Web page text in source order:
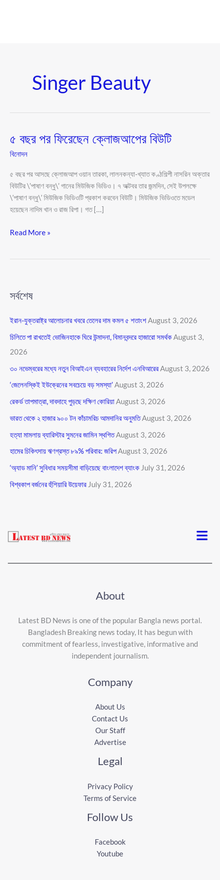
Singer Beauty
৫ বছর পর ফিরেছেন ক্লোজআপের বিউটি
বিনোদন
৫ বছর পর আসছে ক্লোজআপ ওয়ান তারকা, লালনকন্যা-খ্যাত কণ্ঠশিল্পী নাসরিন অক্তার
বিউটির \’পাষাণ বন্ধু\’ গানের মিউজিক ভিডিও। ৭ অক্টবর তার জন্মদিন, সেই উপলক্ষে
\’পাষাণ বন্ধু\’ মিউজিক ভিডিওটি প্রকাশ করবেন বিউটি। মিউজিক ভিডিওতে মডেল
হয়েছেন নাদিম খান ও রাজ রিপা। গত […]
৫
ফিরেছেন
ক্লোজআপের
বিউটি
Read More »
সর্বশেষ
ইরান-যুক্তরাষ্ট্র আলোচনার খবরে তেলের দাম কমল ৫ শতাংশAugust 3, 2026
চিলিতে পা রাখতেই ভোজিনহাকে ঘিরে উন্মাদনা, বিমানবন্দরে হাজারো সমর্থকAugust 3,
2026
৩০ নভেম্বরের মধ্যে নতুন বিআইএন ব্যবহারের নির্দেশ এনবিআরের August 3, 2026
‘জেলেনস্কিই ইউক্রেনের সবচেয়ে বড় সমস্যা’August 3, 2026
রেকর্ড তাপমাত্রা, দাবদাহে পুড়ছে দক্ষিণ কোরিয়াAugust 3, 2026
ভারত থেকে ২ হাজার ৯০০ টন কাঁচামরিচ আমদানির অনুমতিAugust 3, 2026
হত্যা মামলায় ব্যারিস্টার সুমনের জামিন স্থগিত August 3, 2026
হামের চিকিৎসায় ঋণগ্রস্ত ৮৯% পরিবার: জরিপAugust 3, 2026
‘অ্যাড মানি’ সুবিধার সময়সীমা বাড়িয়েছে বাংলাদেশ ব্যাংক July 31, 2026
বিশ্বকাপ বর্জনের হুঁশিয়ারি উয়েফার July 31, 2026
Menu
About
Latest BD News is one of the popular Bangla news portal.
Bangladesh Breaking news today, It has begun with
commitment of fearless, investigative, informative and
independent journalism.
Company
About Us
Contact Us
Our Staff
Advertise
Legal
Privacy Policy
Terms of Service
Follow Us
Facebook
Youtube